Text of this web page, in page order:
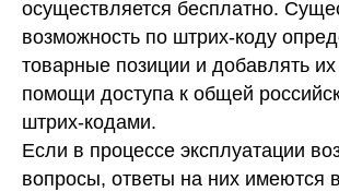
осуществляется бесплатно.
возможность по штрих-коду
товарные позиции и добавлять
помощи доступа к общей
штрих-кодами.
Если в процессе эксплуатации
вопросы, ответы на них имеются